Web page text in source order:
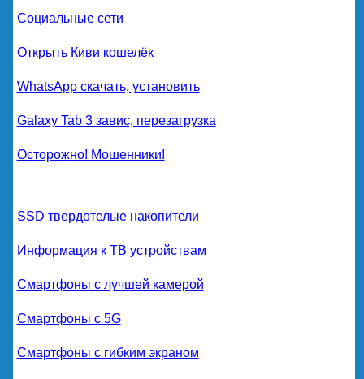
Социальные сети
Открыть Киви кошелёк
WhatsApp скачать, установить
Galaxy Tab 3 завис, перезагрузка
Осторожно! Мошенники!
SSD твердотелые накопители
Информация к ТВ устройствам
Смартфоны с лучшей камерой
Смартфоны с 5G
Смартфоны с гибким экраном